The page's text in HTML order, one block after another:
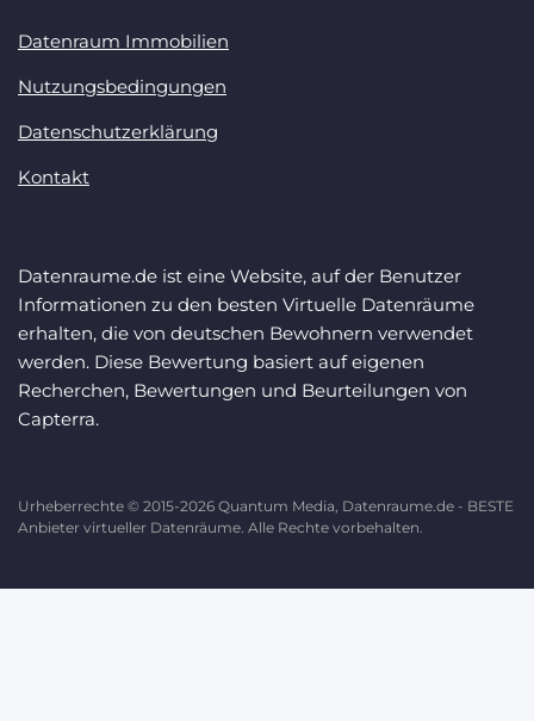
Datenraume.de ist eine Website, auf der Benutzer
Informationen zu den besten Virtuelle Datenräume
erhalten, die von deutschen Bewohnern verwendet
werden. Diese Bewertung basiert auf eigenen
Recherchen, Bewertungen und Beurteilungen von
Capterra.
Datenraum Immobilien
Nutzungsbedingungen
Datenschutzerklärung
Kontakt
Urheberrechte © 2015-2026 Quantum Media, Datenraume.de - BESTE
Anbieter virtueller Datenräume. Alle Rechte vorbehalten.